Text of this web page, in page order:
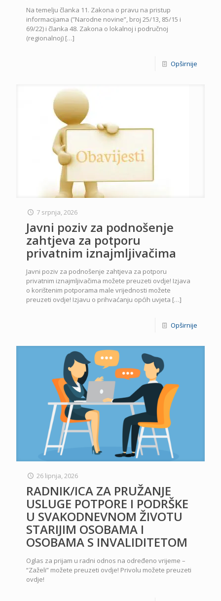
Na temelju članka 11. Zakona o pravu na pristup
informacijama (”Narodne novine”, broj 25/13, 85/15 i
69/22) i članka 48. Zakona o lokalnoj i područnoj
(regionalnoj) […]
Opširnije
7 srpnja, 2026
Javni poziv za podnošenje
zahtjeva za potporu
privatnim iznajmljivačima
Javni poziv za podnošenje zahtjeva za potporu
privatnim iznajmljivačima možete preuzeti ovdje! Izjava
o korištenim potporama male vrijednosti možete
preuzeti ovdje! Izjavu o prihvaćanju općih uvjeta […]
Opširnije
26 lipnja, 2026
RADNIK/ICA ZA PRUŽANJE
USLUGE POTPORE I PODRŠKE
U SVAKODNEVNOM ŽIVOTU
STARIJIM OSOBAMA I
OSOBAMA S INVALIDITETOM
Oglas za prijam u radni odnos na određeno vrijeme –
“Zaželi” možete preuzeti ovdje! Privolu možete preuzeti
ovdje!